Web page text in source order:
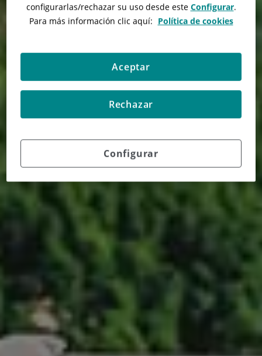
configurarlas/rechazarsu uso desde este Configurar.
Para más información clic aquí: Política de cookies
Configurar
Rechazar
Aceptar